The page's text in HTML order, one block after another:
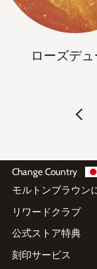
ローズデ
Change Country
モルトンブラウン
リワードクラブ
公式ストア特典
刻印サービス